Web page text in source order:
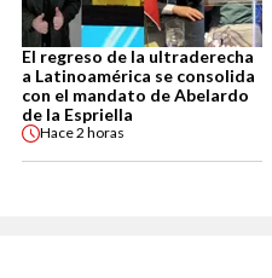
El regreso de la ultraderecha
a Latinoamérica se consolida
con el mandato de Abelardo
de la Espriella
Hace2 horas